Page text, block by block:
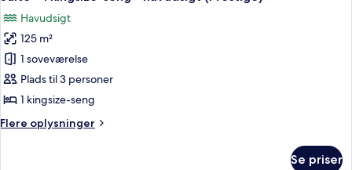
(Premium)
seng
ved
havet
(Premium)
alle
billeder
af
Suite
-
1
seng
Havudsigt
125 m²
1 soveværelse
Plads til 3 personer
1 kingsize-seng
Flere oplysninger
Flere
Se priser